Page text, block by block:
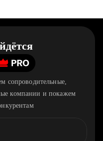
сопроводительные,
компании и покажем